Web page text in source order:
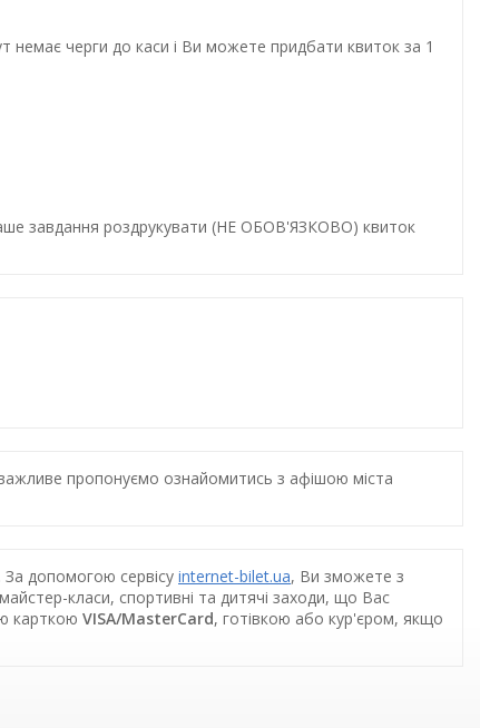
немає черги до каси і Ви можете придбати квиток за 1
завдання роздрукувати (НЕ ОБОВ'ЯЗКОВО) квиток
пропонуємо ознайомитись з афішою міста
. За допомогою сервісу internet-bilet.ua, Ви зможете з
класи, спортивні та дитячі заходи, що Вас
карткою VISA/MasterCard, готівкою або кур'єром, якщо